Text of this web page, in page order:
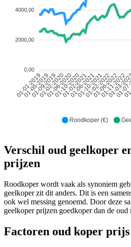
4000,00
2000,00
0,00
01-01-2019
01-05-2019
01-09-2019
01-02-2020
01-06-2020
01-10-2020
01-02-2021
01-06-2021
01-10-2021
01-02-2022
01-06-2022
01-11-2022
01-03-
01-
Roodkoper (€)
Verschil oud geelkoper
prijzen
Roodkoper wordt vaak als synoniem
geelkoper zit dit anders. Dit is een
ook wel messing genoemd. Door deze
geelkoper prijzen goedkoper dan de
Factoren oud koper prijs